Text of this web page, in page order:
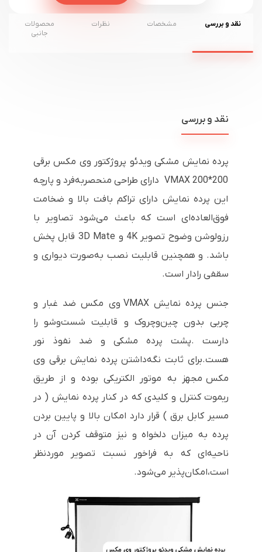
نقد و بررسی مشخصات نظرات
محصولات
جانبی
نقد و بررسی
پرده نمایش مشکی ویدئو پروژکتور وی مکس برقی
200*200 VMAX دارای طراحی منحصربه‌فرد و پارچه
این پرده نمایش دارای تراکم بافت بالا و ضخامت
فوق‌العاده‌ای است که باعث می‌شود تصاویر با
رزولوشن وضوح تصویر 4K و 3D Mate قابل پخش
باشد. و همچنین قابلیت نصب به‌صورت دیواری و
سقفی رادار است.
جنس پرده نمایش VMAX وی مکس ضد غبار و
چربی بدون چین‌وچروک و قابلیت شست‌وشو را
دارست .پشت پرده مشکی و ضد نفوذ نور
هست.برای ثابت نگه‌داشتن پرده نمایش برقی وی
مکس مجهز به موتور الکتریکی بوده و از طریق
ریموت کنترل و کلیدی که در کنار پرده نمایش ( در
مسیر کابل برق ) قرار دارد امکان بالا و پایین بردن
پرده به میزان دلخواه و نیز متوقف کردن آن در
ناحیه‌ای که به فراخور نسبت تصویر موردنظر
است،امکان‌پذیر می‌شود.